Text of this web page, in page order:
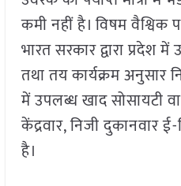
कमी नहीं है। विषम वैश्विक
भारत सरकार द्वारा प्रदेश में
तथा तय कार्यक्रम अनुसार
में उपलब्ध खाद सोसायटी
केंद्रवार, निजी दुकानवार
है।